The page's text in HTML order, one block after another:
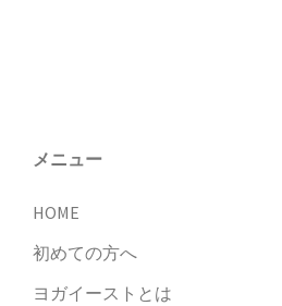
ョ
メニュー
HOME
初めての方へ
ヨガイーストとは